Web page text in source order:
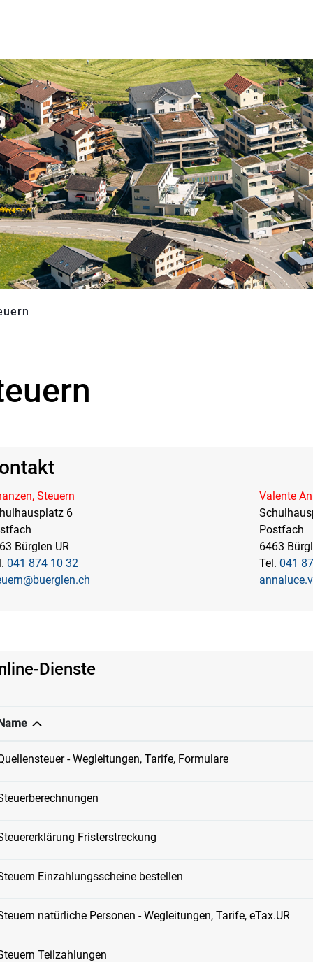
Steuern
6
Bürglen UR
041 874 10 32
Valente
Postfach
6463
Tel.041
Objekte
Dienste
- Wegleitungen, Tarife, Formulare
Fristerstreckung
Einzahlungsscheine bestellen
natürliche Personen - Wegleitungen, Tarife, eTax.UR
Teilzahlungen